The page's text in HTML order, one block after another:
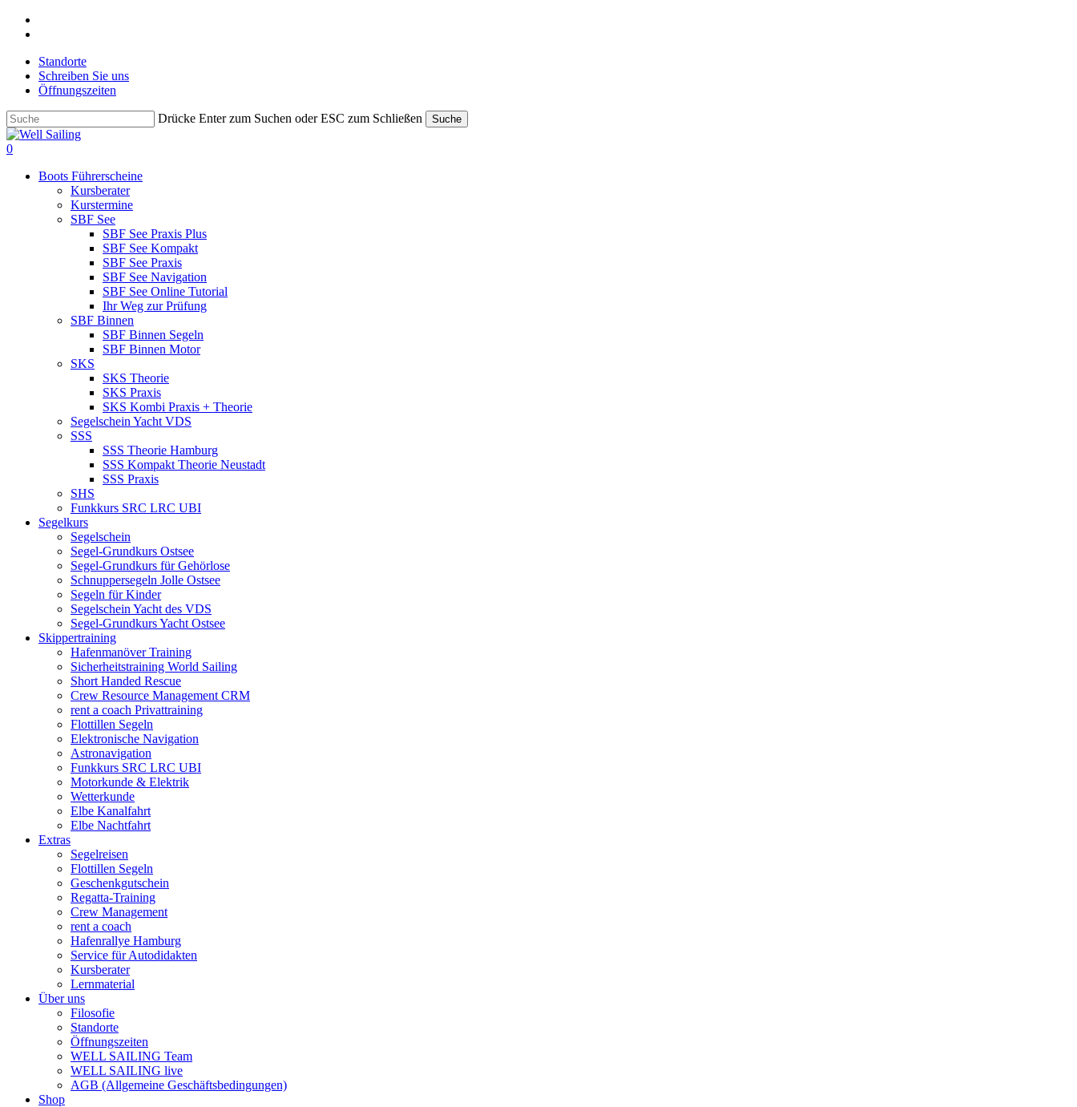
Skip
contentStandorte
Schreiben Sie uns
Öffnungszeiten
Drücke Enter zum Suchen oder ESC zum Schließen Suche
Close
Search
search
0
Boots Führerscheine
Kursberater
Kurstermine
SBF See
SBF See Praxis Plus
SBF See Kompakt
SBF See Praxis
SBF See Navigation
SBF See Online Tutorial
Ihr Weg zur Prüfung
SBF Binnen
SBF Binnen Segeln
SBF Binnen Motor
SKS
SKS Theorie
SKS Praxis
SKS Kombi Praxis + Theorie
Segelschein Yacht VDS
SSS
SSS Theorie Hamburg
SSS Kompakt Theorie Neustadt
SSS Praxis
SHS
Funkkurs SRC LRC UBI
Segelkurs
Segelschein
Segel-Grundkurs Ostsee
Segel-Grundkurs für Gehörlose
Schnuppersegeln Jolle Ostsee
Segeln für Kinder
Segelschein Yacht des VDS
Segel-Grundkurs Yacht Ostsee
Skippertraining
Hafenmanöver Training
Sicherheitstraining World Sailing
Short Handed Rescue
Crew Resource Management CRM
rent a coach Privattraining
Flottillen Segeln
Elektronische Navigation
Astronavigation
Funkkurs SRC LRC UBI
Motorkunde & Elektrik
Wetterkunde
Elbe Kanalfahrt
Elbe Nachtfahrt
Extras
Segelreisen
Flottillen Segeln
Geschenkgutschein
Regatta-Training
Crew Management
rent a coach
Hafenrallye Hamburg
Service für Autodidakten
Kursberater
Lernmaterial
Über uns
Filosofie
Standorte
Öffnungszeiten
WELL SAILING Team
WELL SAILING live
AGB (Allgemeine Geschäftsbedingungen)
Shop